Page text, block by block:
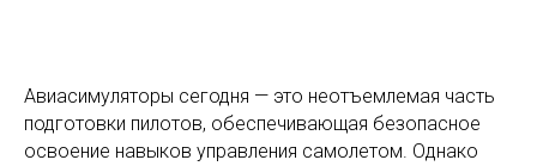
Авиасимуляторы сегодня — это неотъемлемая часть
подготовки пилотов, обеспечивающая безопасное
освоение навыков управления самолетом. Однако